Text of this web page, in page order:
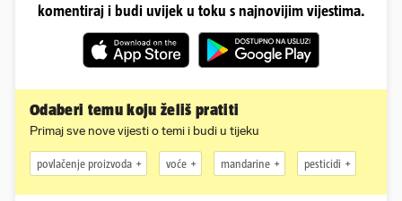
komentiraj i budi uvijek u toku s najnovijim vijestima.
Odaberi temu koju želiš pratiti
Primaj sve nove vijesti o temi i budi u tijeku
povlačenje proizvoda voće mandarine pesticidi